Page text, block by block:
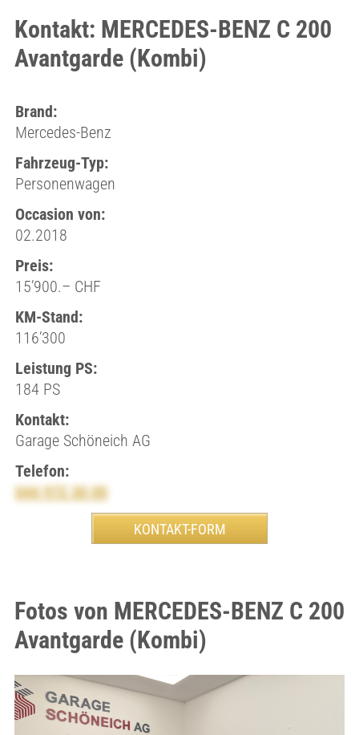
Kontakt: MERCEDES-BENZ C 200
Avantgarde (Kombi)
Brand:
Mercedes-Benz
Fahrzeug-Typ:
Personenwagen
Occasion von:
02.2018
Preis:
15’900.– CHF
KM-Stand:
116’300
Leistung PS:
184 PS
Kontakt:
Garage Schöneich AG
Telefon:
044 972 30 00
Fotos von MERCEDES-BENZ C 200
Avantgarde (Kombi)